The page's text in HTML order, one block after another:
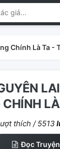
Chính Là Ta -
CHÍNH
thích / 5513
Đọc Truyện